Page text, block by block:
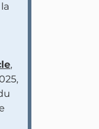
,